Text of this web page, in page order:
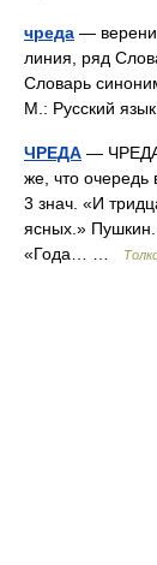
чреда —
линия, ряд
Словарь
М.: Русский
ЧРЕДА —
же, что очередь
3 знач. «И
ясных.»
«Года… …